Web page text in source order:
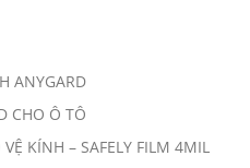
ANYGARD
CHO Ô TÔ
KÍNH – SAFELY FILM 4MIL